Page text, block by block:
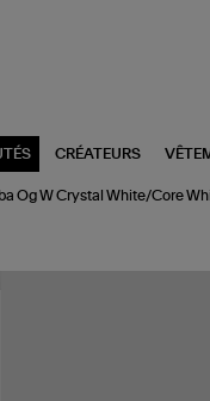
CRÉATEURS
Og W Crystal White/Core